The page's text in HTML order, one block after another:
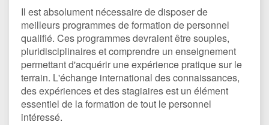
Il est absolument nécessaire de disposer de
meilleurs programmes de formation de personnel
qualifié. Ces programmes devraient être souples,
pluridisciplinaires et comprendre un enseignement
permettant d'acquérir une expérience pratique sur le
terrain. L'échange international des connaissances,
des expériences et des stagiaires est un élément
essentiel de la formation de tout le personnel
intéressé.